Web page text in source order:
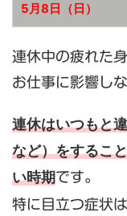
5月8日（日）
連休中の疲れた
お仕事に影響し
連休はいつもと
など）をするこ
い時期です。
特に目立つ症状は